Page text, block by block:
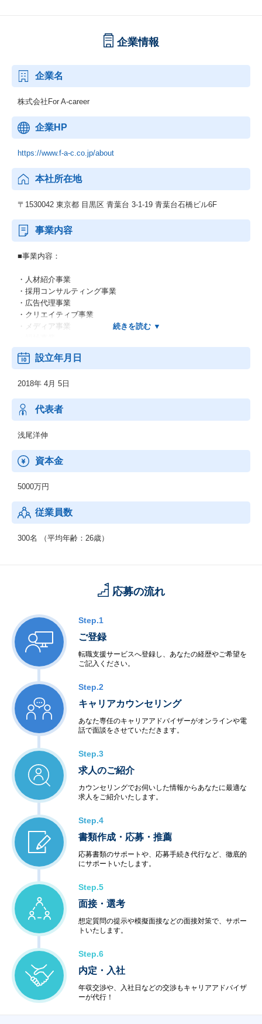
企業情報
企業名
株式会社For A-career
企業HP
https://www.f-a-c.co.jp/about
本社所在地
〒1530042 東京都 目黒区 青葉台 3-1-19 青葉台石橋ビル6F
事業内容
■事業内容：
・人材紹介事業
・採用コンサルティング事業
・広告代理事業
・クリエイティブ事業
・メディア事業
・DX事業
若手主体（特に20代が中心）の組織で、スピード感を重視した文
化が根付いています。
年齢や経験に関係なく主体性・挑戦意欲を評価し、実績と人間性
次第で若くしてリーダーや責任ある役割を任される機会が多いで
す。
テスト・新規事業コンペなど多様なキャリアパスを設け、
社員の成長機会を積極的に提供しています。
ログラムが充実している一方、
出社主体の育成スタイルや高いスピード感に適応する必要など、
ベンチャーらしい過酷さも特徴です。
設立年月日
2018年 4月 5日
代表者
浅尾洋伸
資本金
5000万円
従業員数
300名 （平均年齢：26歳）
応募の流れ
Step.1
ご登録
転職支援サービスへ登録し、あなたの経歴やご希望を
ご記入ください。
Step.2
キャリアカウンセリング
あなた専任のキャリアアドバイザーがオンラインや電
話で面談をさせていただきます。
Step.3
求人のご紹介
カウンセリングでお伺いした情報からあなたに最適な
求人をご紹介いたします。
Step.4
書類作成・応募・推薦
応募書類のサポートや、応募手続き代行など、徹底的
にサポートいたします。
Step.5
面接・選考
想定質問の提示や模擬面接などの面接対策で、サポー
トいたします。
Step.6
内定・入社
年収交渉や、入社日などの交渉もキャリアアドバイザ
ーが代行！